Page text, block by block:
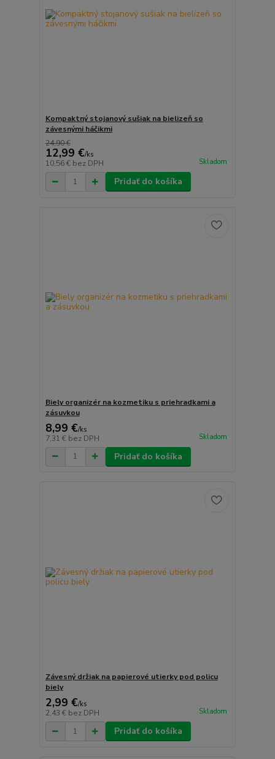
Kompaktný stojanový sušiak na bielizeň so
závesnými háčikmi
24,90 €
12,99 €/ks
10,56 € bez DPH Skladom
Pridať do košíka
Biely organizér na kozmetiku s priehradkami a
zásuvkou
8,99 €/ks
7,31 € bez DPH Skladom
Pridať do košíka
Závesný držiak na papierové utierky pod policu
biely
2,99 €/ks
2,43 € bez DPH Skladom
Pridať do košíka